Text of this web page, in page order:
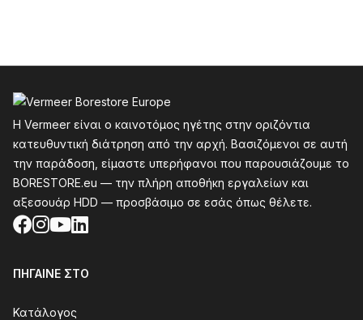
Η Vermeer είναι ο καινοτόμος ηγέτης στην οριζόντια
κατευθυντική διάτρηση από την αρχή. Βασιζόμενοι σε αυτή
την παράδοση, είμαστε υπερήφανοι που παρουσιάζουμε το
BORESTORE.eu — την πλήρη αποθήκη εργαλείων και
αξεσουάρ HDD — προσβάσιμο σε εσάς όπως θέλετε.
Facebook
Instagram
YouTube
LinkedIn
ΠΉΓΑΙΝΕ ΣΤΟ
Κατάλογος